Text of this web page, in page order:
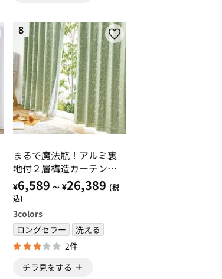
8
まるで魔法瓶！アルミ裏
地付２層構造カーテンセ
ット
¥6,589 ～ ¥26,389 (税
込)
3colors
ロングセラー
洗える
2件
チラ見をする